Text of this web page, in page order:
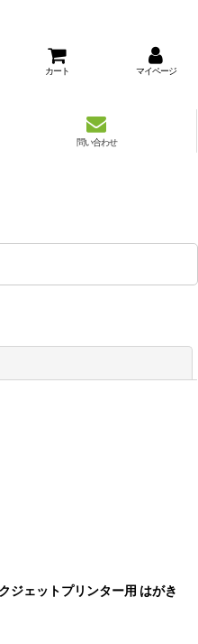
カート マイページ
問い合わせ
ジェットプリンター用 はがき